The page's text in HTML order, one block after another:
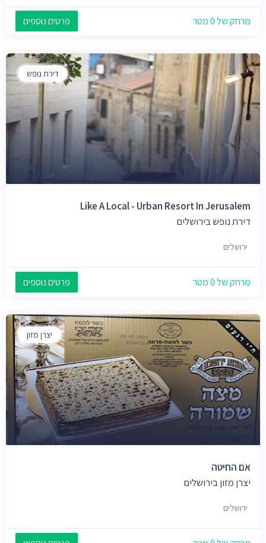
מרחק של 0 מטר פרטים נוספים
דירת נופש
Like A Local - Urban Resort In Jerusalem
דירת נופש בירושלים
ירושלים
מרחק של 0 מטר פרטים נוספים
יצרן מזון
אם החיטה
יצרן מזון בירושלים
ירושלים